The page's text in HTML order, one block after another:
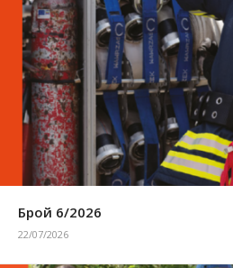
Брой 6/2026
22/07/2026